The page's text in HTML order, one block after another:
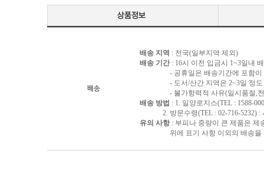
배송
배송 지역 : 전국(일부지역 제외)
배송 기간 : 16시 이전 입금시 1~3일내
- 공휴일은 배송기간에 포함이
- 도서/산간 지역은 2~3일 정도
- 불가항력적 사유(일시품절,천재
배송 방법 : 1. 일양로지스(TEL : 1588-
2. 방문수령(TEL : 02-716-5232) :
유의 사항: 부피나 중량이 큰 제품은 제
위에 표기 사항 이외의 배송을 원